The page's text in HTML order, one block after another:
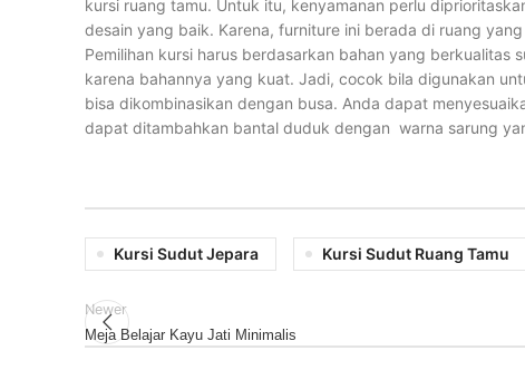
kursi ruang tamu. Untuk itu, kenyamanan perlu
desain yang baik. Karena, furniture ini berada di ruang
Pemilihan kursi harus berdasarkan bahan yang
karena bahannya yang kuat. Jadi, cocok bila digunakan
bisa dikombinasikan dengan busa. Anda dapat
dapat ditambahkan bantal duduk dengan warna sarung
Kursi Sudut Jepara Kursi Sudut Ruang Tamu
Newer
Meja Belajar Kayu Jati Minimalis